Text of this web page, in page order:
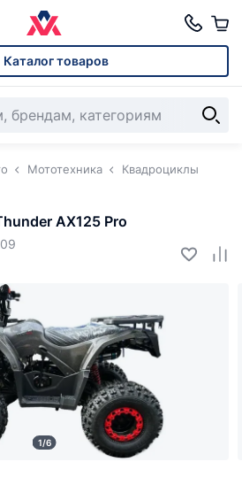
Каталог товаров
Мототехника
Квадроциклы
AX125 Pro
1/6